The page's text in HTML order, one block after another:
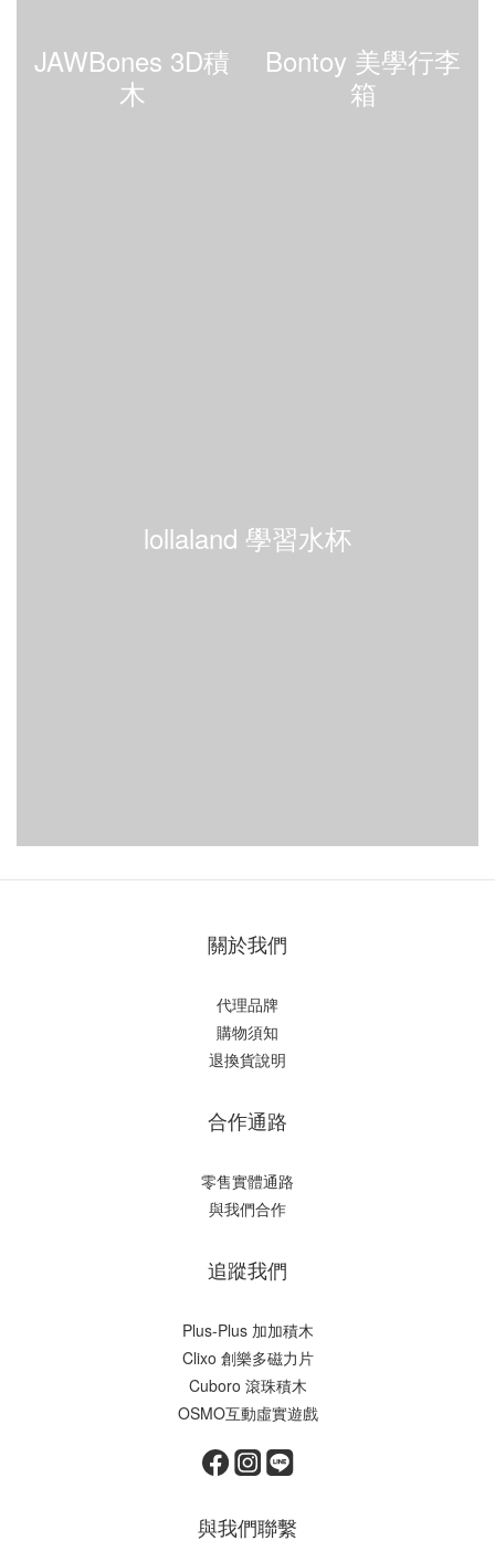
JAWBones 3D積
木
Bontoy 美學行李
箱
lollaland 學習水杯
關於我們
代理品牌
購物須知
退換貨說明
合作通路
零售實體通路
與我們合作
追蹤我們
Plus-Plus 加加積木
Clixo 創樂多磁力片
Cuboro 滾珠積木
OSMO互動虛實遊戲
與我們聯繫